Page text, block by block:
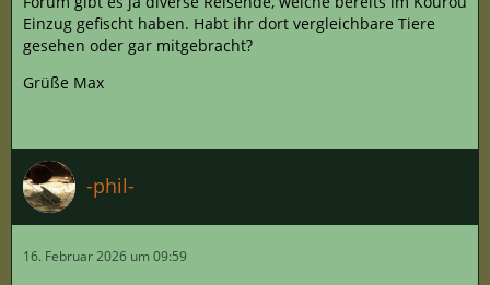
Einzug gefischt haben. Habt ihr dort vergleichbare Tiere
gesehen oder gar mitgebracht?
Grüße Max
-phil-
16. Februar 2026 um 09:59